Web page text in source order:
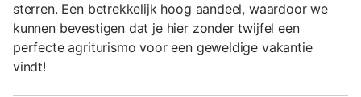
sterren. Een betrekkelijk hoog aandeel, waardoor we
kunnen bevestigen dat je hier zonder twijfel een
perfecte agriturismo voor een geweldige vakantie
vindt!